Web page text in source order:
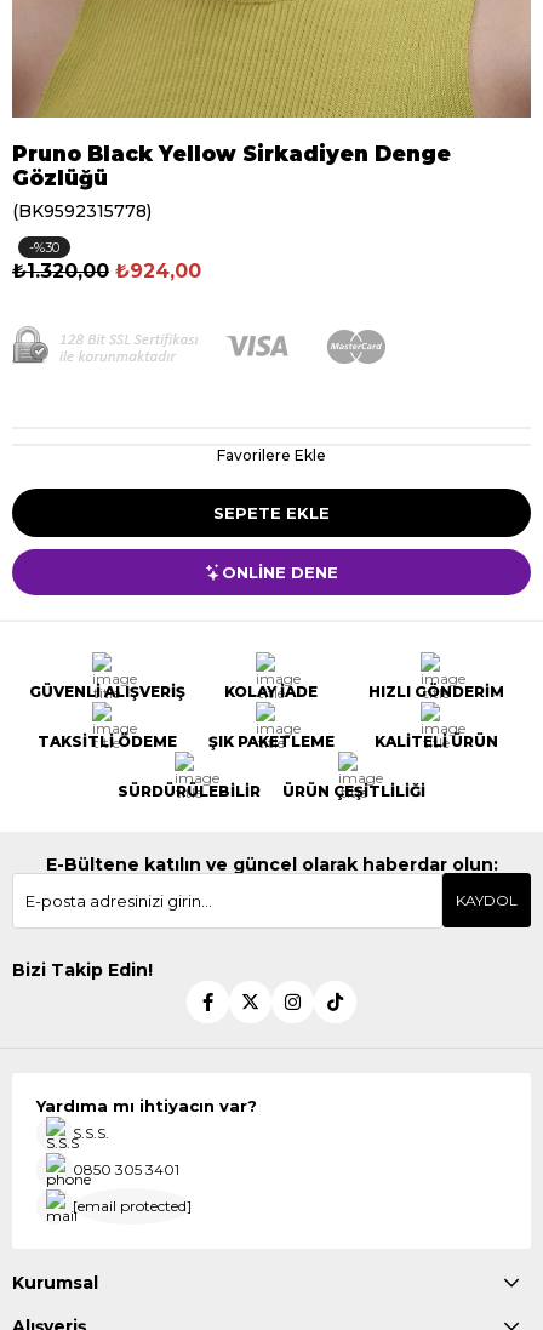
Pruno Black Yellow Sirkadiyen Denge
Gözlüğü
(BK9592315778)
30
₺1.320,00 ₺924,00
Favorilere Ekle
ONLİNE DENE
GÜVENLİ ALIŞVERİŞ KOLAY İADE HIZLI GÖNDERİM
TAKSİTLİ ÖDEME ŞIK PAKETLEME KALİTELİ ÜRÜN
SÜRDÜRÜLEBİLİR ÜRÜN ÇEŞİTLİLİĞİ
E-Bültene katılın ve güncel olarak haberdar olun:
KAYDOL
Bizi Takip Edin!
Yardıma mı ihtiyacın var?
S.S.S.
0850 305 3401
[email protected]
Kurumsal